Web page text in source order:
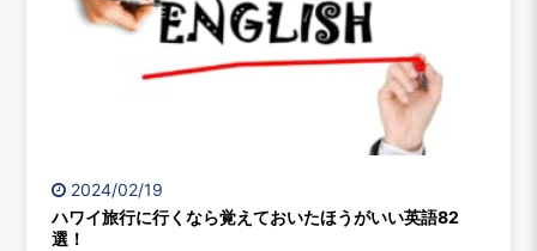
2024/02/19
ハワイ旅行に行くなら覚えておいたほうがいい英語82
選！